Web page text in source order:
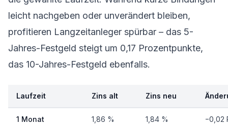
leicht nachgeben oder unverändert bleiben,
profitieren Langzeitanleger spürbar – das 5-
Jahres-Festgeld steigt um 0,17 Prozentpunkte,
das 10-Jahres-Festgeld ebenfalls.
Laufzeit Zins alt Zins neu
1 Monat 1,86 % 1,84 % −0,02